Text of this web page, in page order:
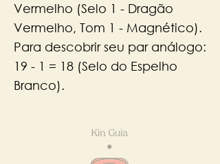
Vermelho (Selo 1 - Dragão
Vermelho, Tom 1 - Magnético).
Para descobrir seu par análogo:
19 - 1 = 18 (Selo do Espelho
Branco).